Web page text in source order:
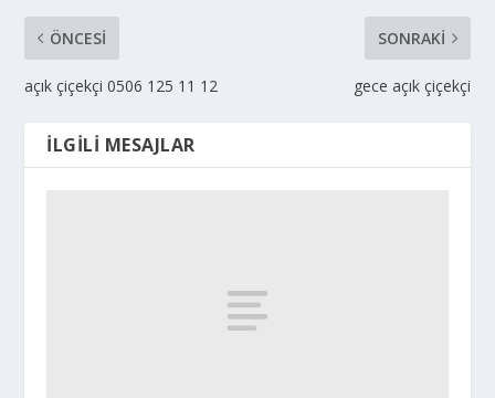
ÖNCESI
açık çiçekçi 0506 125 11 12
SONRAKI
gece açık çiçekçi
İLGILI MESAJLAR